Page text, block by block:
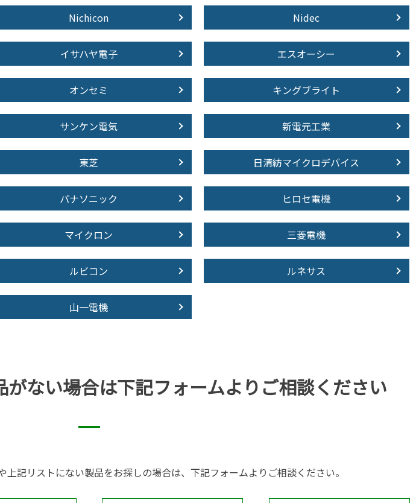
Nichicon Nidec
イサハヤ電子 エスオーシー
オンセミ キングブライト
サンケン電気 新電元工業
東芝 日清紡マイクロデバイス
パナソニック ヒロセ電機
マイクロン 三菱電機
ルビコン ルネサス
山一電機
がない場合は下記フォームよりご相談ください
記リストにない製品をお探しの場合は、下記フォームよりご相談ください。